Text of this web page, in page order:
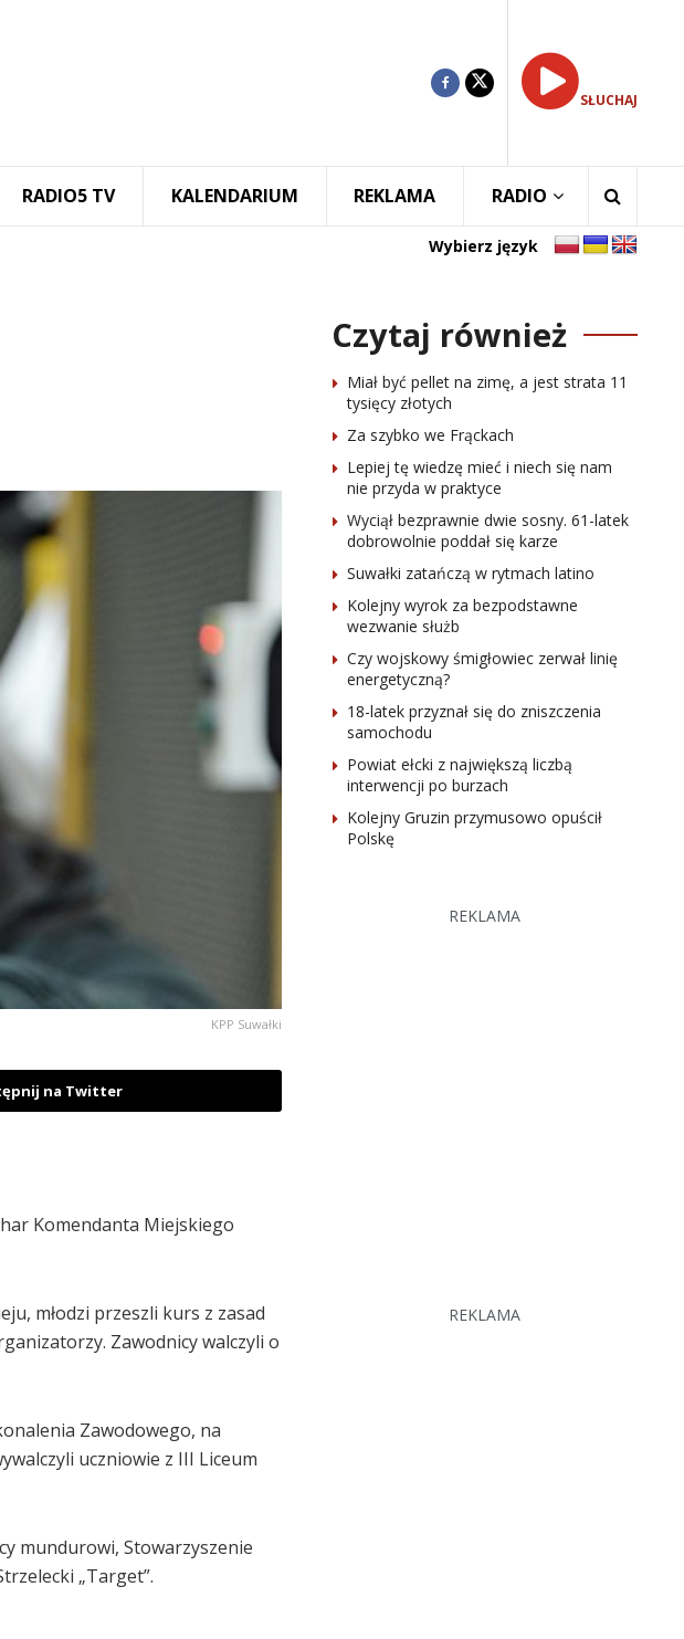
SŁUCHAJ
RADIO5 TV KALENDARIUM REKLAMA RADIO
Wybierz język
KPP Suwałki
na Twitter
Komendanta Miejskiego
młodzi przeszli kurs z zasad
Zawodnicy walczyli o
Zawodowego, na
uczniowie z III Liceum
mundurowi, Stowarzyszenie
„Target”.
Czytaj również
Miał być pellet na zimę, a jest strata 11
tysięcy złotych
Za szybko we Frąckach
Lepiej tę wiedzę mieć i niech się nam
nie przyda w praktyce
Wyciął bezprawnie dwie sosny. 61-latek
dobrowolnie poddał się karze
Suwałki zatańczą w rytmach latino
Kolejny wyrok za bezpodstawne
wezwanie służb
Czy wojskowy śmigłowiec zerwał linię
energetyczną?
18-latek przyznał się do zniszczenia
samochodu
Powiat ełcki z największą liczbą
interwencji po burzach
Kolejny Gruzin przymusowo opuścił
Polskę
REKLAMA
REKLAMA